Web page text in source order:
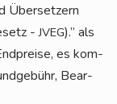
Über­set­zern
-JVEG).” als
es kom­
Bear­